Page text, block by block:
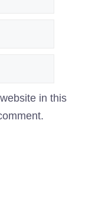
in this